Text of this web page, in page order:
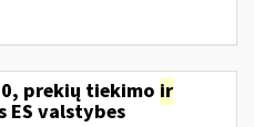
prekių tiekimo ir
ES valstybes